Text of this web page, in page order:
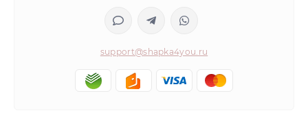
support@shapka4you.ru